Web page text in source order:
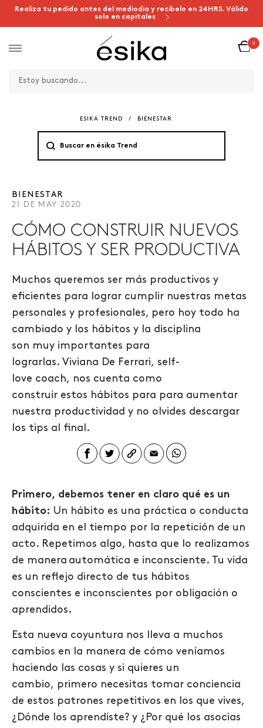
Realiza tu pedido antes del mediodía y recíbelo en 24HRS. Válido
solo en capitales
0
ESIKA TREND / BIENESTAR
BIENESTAR
21 DE MAY 2020
CÓMO CONSTRUIR NUEVOS
HÁBITOS Y SER PRODUCTIVA
Muchos queremos ser más productivos y
eficientes para lograr cumplir nuestras metas
personales y profesionales, pero hoy todo ha
cambiado y los hábitos y la disciplina
son muy importantes para
lograrlas. Viviana De Ferrari, self-
love coach, nos cuenta como
construir estos hábitos para para aumentar
nuestra productividad y no olvides descargar
los tips al final.
Primero, debemos tener en claro qué es un
hábito: Un hábito es una práctica o conducta
adquirida en el tiempo por la repetición de un
acto. Repetimos algo, hasta que lo realizamos
de manera automática e inconsciente. Tu vida
es un reflejo directo de tus hábitos
conscientes e inconscientes por obligación o
aprendidos.
Esta nueva coyuntura nos lleva a muchos
cambios en la manera de cómo veníamos
haciendo las cosas y si quieres un
cambio, primero necesitas tomar conciencia
de estos patrones repetitivos en los que vives,
¿Dónde los aprendiste? y ¿Por qué los asocias